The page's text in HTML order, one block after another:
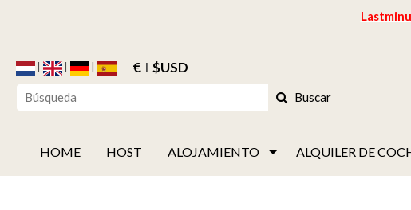
€ $USD
Buscar
HOME HOST ALOJAMIENTO ALQUILER DE